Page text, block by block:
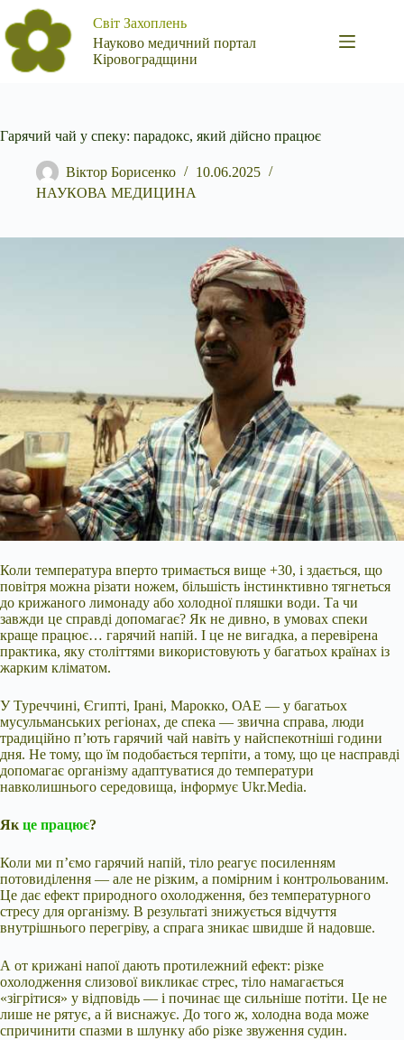
Перейти
до
вмісту
Світ Захоплень
Науково медичний портал
Кіровоградщини
Гарячий чай у спеку: парадокс, який дійсно працює
Віктор Борисенко
10.06.2025
НАУКОВА МЕДИЦИНА
Коли температура вперто тримається вище +30, і здається, що
повітря можна різати ножем, більшість інстинктивно тягнеться
до крижаного лимонаду або холодної пляшки води. Та чи
завжди це справді допомагає? Як не дивно, в умовах спеки
краще працює… гарячий напій. І це не вигадка, а перевірена
практика, яку століттями використовують у багатьох країнах із
жарким кліматом.
У Туреччині, Єгипті, Ірані, Марокко, ОАЕ — у багатьох
мусульманських регіонах, де спека — звична справа, люди
традиційно п’ють гарячий чай навіть у найспекотніші години
дня. Не тому, що їм подобається терпіти, а тому, що це насправді
допомагає організму адаптуватися до температури
навколишнього середовища, інформує Ukr.Media.
Як це працює?
Коли ми п’ємо гарячий напій, тіло реагує посиленням
потовиділення — але не різким, а помірним і контрольованим.
Це дає ефект природного охолодження, без температурного
стресу для організму. В результаті знижується відчуття
внутрішнього перегріву, а спрага зникає швидше й надовше.
А от крижані напої дають протилежний ефект: різке
охолодження слизової викликає стрес, тіло намагається
«зігрітися» у відповідь — і починає ще сильніше потіти. Це не
лише не рятує, а й виснажує. До того ж, холодна вода може
спричинити спазми в шлунку або різке звуження судин.